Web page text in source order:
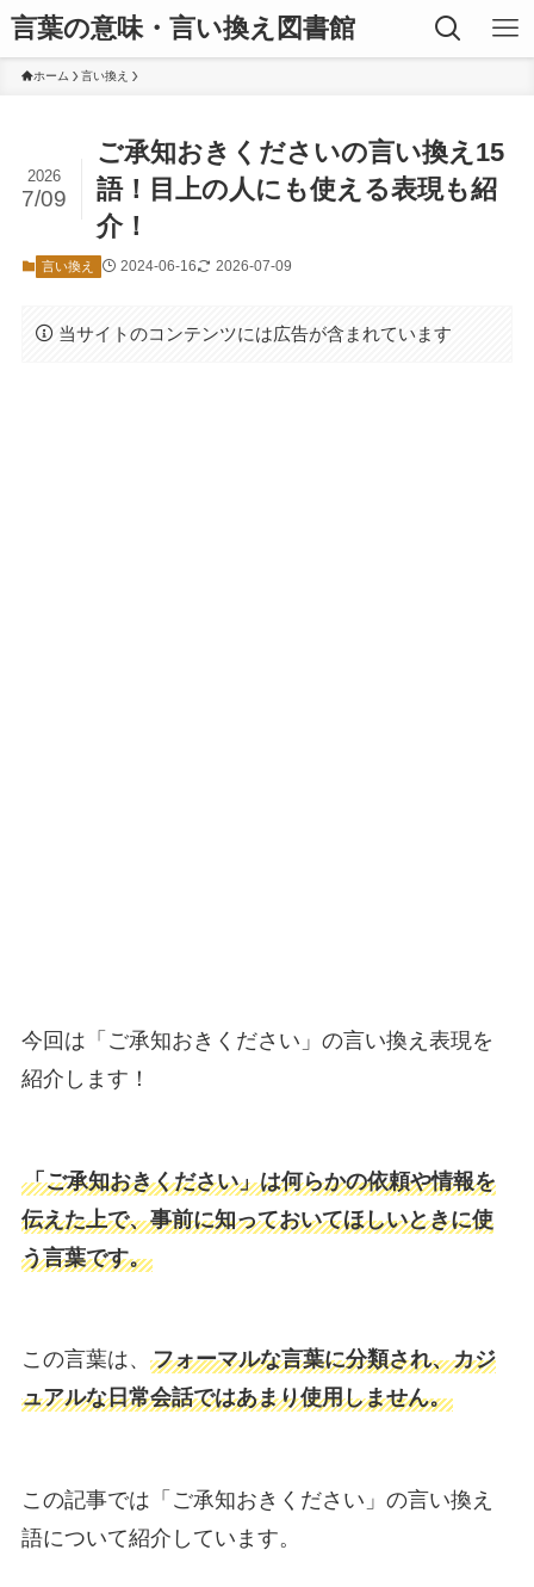
言葉の意味・言い換え図書館
ホーム 言い換え
ご承知おきくださいの言い換え15
語！目上の人にも使える表現も紹
介！
2026
7/09
言い換え 2024-06-16 2026-07-09
当サイトのコンテンツには広告が含まれています
今回は「ご承知おきください」の言い換え表現を
紹介します！
「ご承知おきください」は何らかの依頼や情報を
伝えた上で、事前に知っておいてほしいときに使
う言葉です。
この言葉は、 フォーマルな言葉に分類され、カジ
ュアルな日常会話ではあまり使用しません。
この記事では「ご承知おきください」の言い換え
語について紹介しています。